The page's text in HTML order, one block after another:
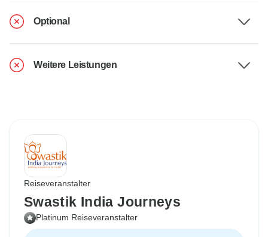
Optional
Weitere Leistungen
Reiseveranstalter
Swastik India Journeys
Platinum Reiseveranstalter